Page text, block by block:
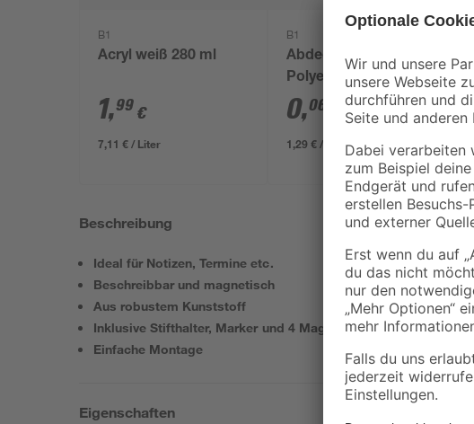
B1
Acryl weiß 280 ml
1,99 €
7,11 € / Liter
B1
Abdeckplane
Polyethylen
transparent 4 x 5 m
0,06
/ m²
1,29 € / Pack
Beschreibung
Ideal für Notizen, Termine etc.
Beschreibbar und magnetisch
Aus robustem Kunststoff
Inklusive Stifthalter, Marker und 4 Magnete
Einfache Montage
Eigenschaften